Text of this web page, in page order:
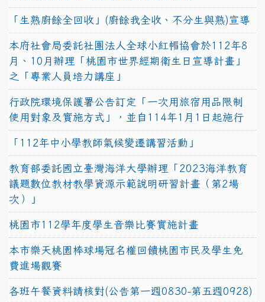
「生熟廚餘全回收」(廚餘我全收、不分生與熟)宣導
本府社會局委託社團法人全球小紅帽協會於112年8
月、10月辦理「桃園市世界經期衛生日宣導計畫」
之「專業人員培力講座」
行政院環境保護署公告訂定「一次用旅宿用品限制
使用對象及實施方式」，並自114年1月1日起施行
「112年中小學教師氣候變遷講習活動」
教育部委託國立臺灣海洋大學辦理「2023海洋教育
議題數位教材教學資源示範說明研習計畫（第2場
次）」
桃園市112學年度學生音樂比賽實施計畫
本市樂天桃園棒球場冠名權回饋桃園市民及學生免
費進場觀賽
各班午餐資料請核對(公告第一週0830-第五週0928)